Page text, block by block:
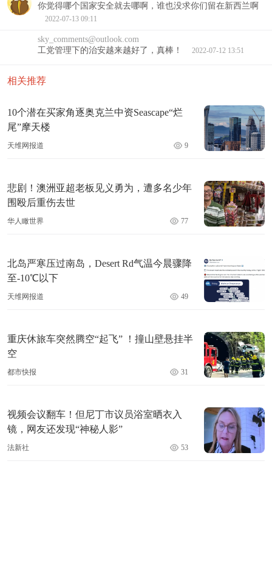
你觉得哪个国家安全就去哪啊，谁也没求你们留在新西兰啊
2022-07-13 09:11
sky_comments@outlook.com
工党管理下的治安越来越好了，真棒！
2022-07-12 13:51
相关推荐
10个潜在买家角逐奥克兰中资Seascape“烂
尾”摩天楼
天维网报道 9
悲剧！澳洲亚超老板见义勇为，遭多名少年
围殴后重伤去世
华人瞰世界 77
北岛严寒压过南岛，Desert Rd气温今晨骤降
至-10℃以下
天维网报道 49
重庆休旅车突然腾空“起飞” ！撞山壁悬挂半
空
都市快报 31
视频会议翻车！但尼丁市议员浴室晒衣入
镜，网友还发现“神秘人影”
法新社 53